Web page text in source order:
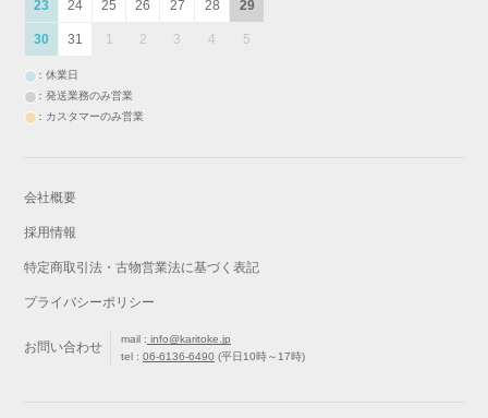
23 24 25 26 27 28 29
30 31 1 2 3 4 5
：休業日
：発送業務のみ営業
：カスタマーのみ営業
会社概要
採用情報
特定商取引法・古物営業法に基づく表記
プライバシーポリシー
お問い合わせ
mail : info@karitoke.jp
tel :06-6136-6490 (平日10時～17時)